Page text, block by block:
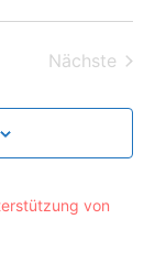
Nächste
von